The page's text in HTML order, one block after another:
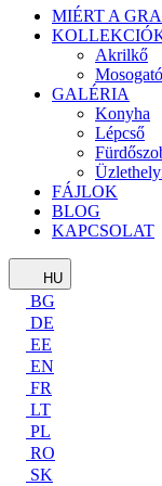
MIÉRT A
Akrilkő
GALÉRIA
Konyha
Lépcső
FÁJLOK
BLOG
KAPCSOLAT
HU
BG
DE
EE
EN
FR
LT
PL
RO
SK